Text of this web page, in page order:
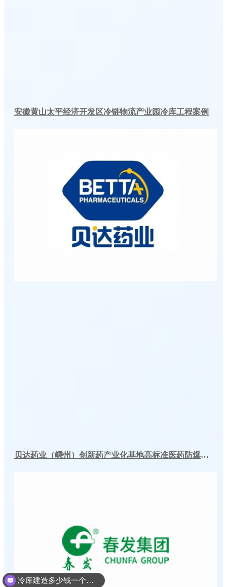
安徽黄山太平经济开发区冷链物流产业园冷库工程案例
贝达药业（嵊州）创新药产业化基地高标准医药防爆冷库建造工程案例
冷库建造多少钱一个平方